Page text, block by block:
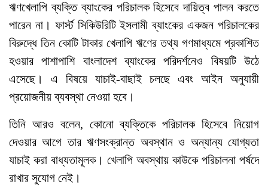
ঋণখেলাপি ব্যক্তি ব্যাংকের পরিচালক হিসেবে দায়িত্ব পালন করতে
পারেন না। ফার্স্ট সিকিউরিটি ইসলামী ব্যাংকের একজন পরিচালকের
বিরুদ্ধে তিন কোটি টাকার খেলাপি ঋণের তথ্য গণমাধ্যমে প্রকাশিত
হওয়ার পাশাপাশি বাংলাদেশ ব্যাংকের পরিদর্শনেও বিষয়টি উঠে
এসেছে। এ বিষয়ে যাচাই-বাছাই চলছে এবং আইন অনুযায়ী
প্রয়োজনীয় ব্যবস্থা নেওয়া হবে।
তিনি আরও বলেন, কোনো ব্যক্তিকে পরিচালক হিসেবে নিয়োগ
দেওয়ার আগে তার ঋণসংক্রান্ত অবস্থান ও অন্যান্য যোগ্যতা
যাচাই করা বাধ্যতামূলক। খেলাপি অবস্থায় কাউকে পরিচালনা পর্ষদে
রাখার সুযোগ নেই।